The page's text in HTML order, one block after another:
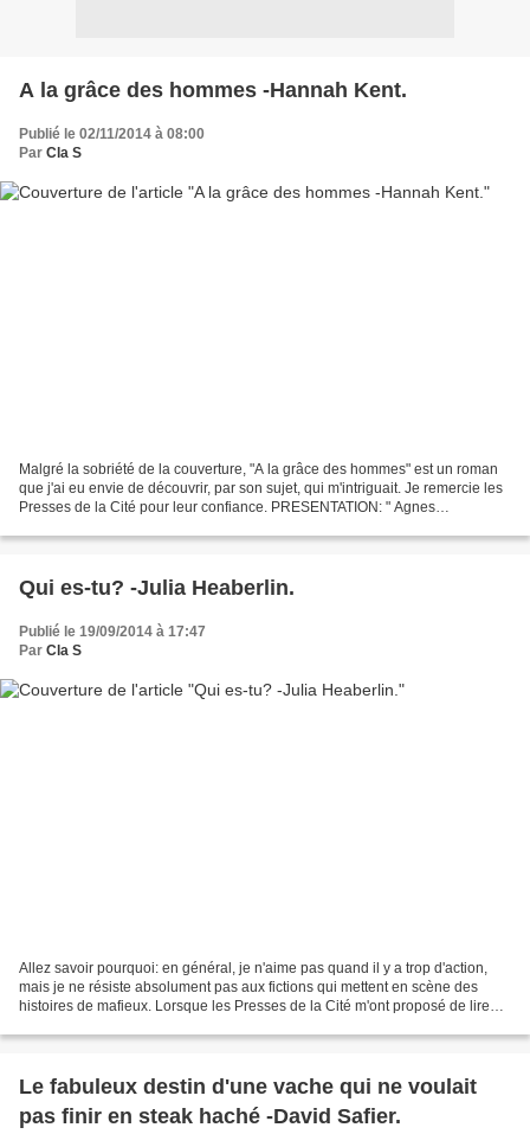
A la grâce des hommes -Hannah Kent.
Publié le 02/11/2014 à 08:00
Par Cla S
Malgré la sobriété de la couverture, "A la grâce des hommes" est un roman
que j'ai eu envie de découvrir, par son sujet, qui m'intriguait. Je remercie les
Presses de la Cité pour leur confiance. PRESENTATION: " Agnes
Qui es-tu? -Julia Heaberlin.
Publié le 19/09/2014 à 17:47
Par Cla S
Allez savoir pourquoi: en général, je n'aime pas quand il y a trop d'action,
mais je ne résiste absolument pas aux fictions qui mettent en scène des
histoires de mafieux. Lorsque les Presses de la Cité m'ont proposé de lire
Le fabuleux destin d'une vache qui ne voulait
pas finir en steak haché -David Safier.